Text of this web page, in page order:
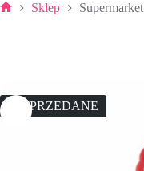
Sklep Supermarket
WYPRZEDANE